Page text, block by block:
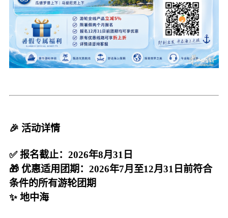
🎉 活动详情
✅ 报名截止：2026年8月31日
🎁 优惠适用团期：2026年7月至12月31日前符合
条件的所有游轮团期
✨ 地中海